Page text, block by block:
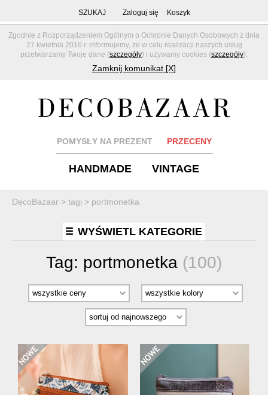
Zgodnie z Rozporządzeniem Ogólnym o Ochronie Danych Osobowych z dnia
27 kwietnia 2016 r. informujemy, że w celu realizacji naszych usług
przetwarzamy Twoje dane (szczegóły) i używamy cookies (szczegóły).
Zamknij komunikat [X]
SZUKAJ Zaloguj się Koszyk
POMYSŁY NA PREZENT PRZECENY
HANDMADE VINTAGE
DecoBazaar > tagi > portmonetka
WYŚWIETL KATEGORIE
Tag: portmonetka (100)